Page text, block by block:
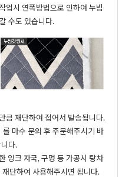
업시 연폭방법으로 인하여 누빔
수도 있습니다.
큼 재단하여 접어서 발송됩니다.
마수 문의 후 주문해주시기 바
다.
잉크 자국, 구멍 등 가공시 탕차
단하여 사용해주시면 됩니다.